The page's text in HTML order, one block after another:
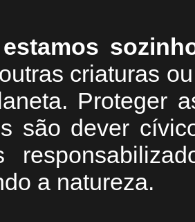
criaturas
Proteger
são dever
a natureza.